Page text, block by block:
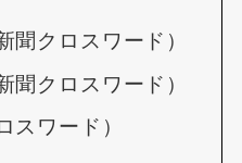
聞クロスワード）
聞クロスワード）
スワード）